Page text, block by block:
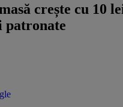
crește cu 10
patronate